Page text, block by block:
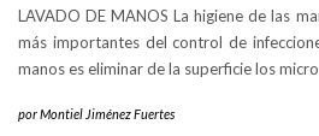
LAVADO DE MANOS La higiene de las
más importantes del control de
manos es eliminar de la superficie los
porMontiel Jiménez Fuertes